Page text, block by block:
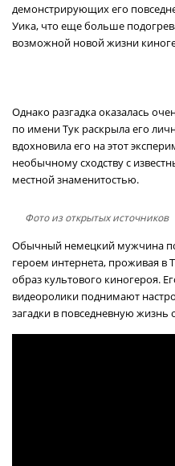
демонстрирующих его
Уика, что еще больше
возможной новой жизни
Однако разгадка оказалась
по имени Тук раскрыла его
вдохновила его на этот
необычному сходству с
местной знаменитостью.
Фото из открытых источников
Обычный немецкий мужчина
героем интернета, проживая в
образ культового киногероя.
видеоролики поднимают
загадки в повседневную жизнь